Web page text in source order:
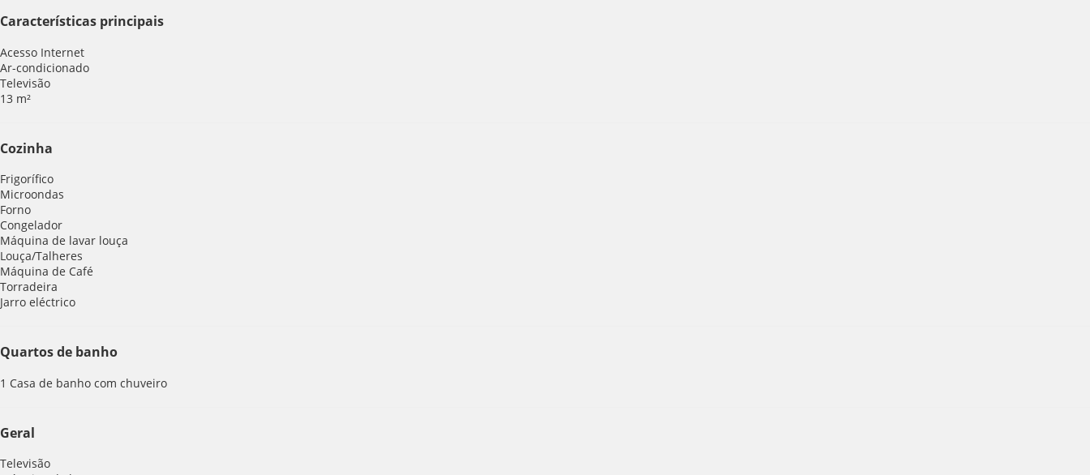
Características principais
Acesso Internet
Ar-condicionado
Televisão
13 m²
Cozinha
Frigorífico
Microondas
Forno
Congelador
Máquina de lavar louça
Louça/Talheres
Máquina de Café
Torradeira
Jarro eléctrico
Quartos de banho
1 Casa de banho com chuveiro
Geral
Televisão